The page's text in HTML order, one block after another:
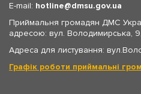
E-mail: hotline
dmsu.gov.ua
Приймальня громадян ДМС
адресою: вул. Володимирська, 9,
Адреса для листування:
Графік роботи приймальні